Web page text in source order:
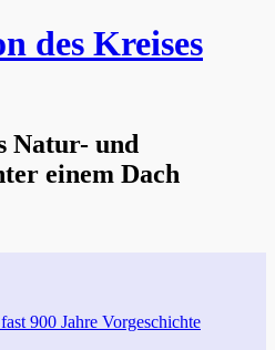
des Kreises
Natur- und
einem Dach
900 Jahre Vorgeschichte